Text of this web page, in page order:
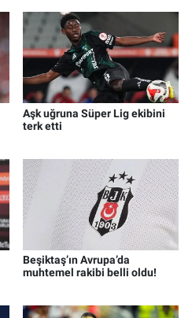
Aşk uğruna Süper Lig ekibini
terk etti
Beşiktaş’ın Avrupa’da
muhtemel rakibi belli oldu!